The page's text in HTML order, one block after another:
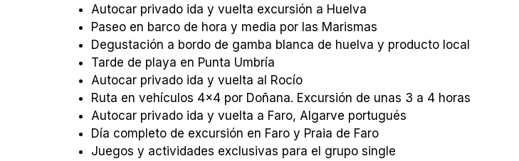
Autocar privado ida y vuelta excursión a Huelva
Paseo en barco de hora y media por las Marismas
Degustación a bordo de gamba blanca de huelva y producto local
Tarde de playa en Punta Umbría
Autocar privado ida y vuelta al Rocío
Ruta en vehículos 4×4 por Doñana. Excursión de unas 3 a 4 horas
Autocar privado ida y vuelta a Faro, Algarve portugués
Día completo de excursión en Faro y Praia de Faro
Juegos y actividades exclusivas para el grupo single